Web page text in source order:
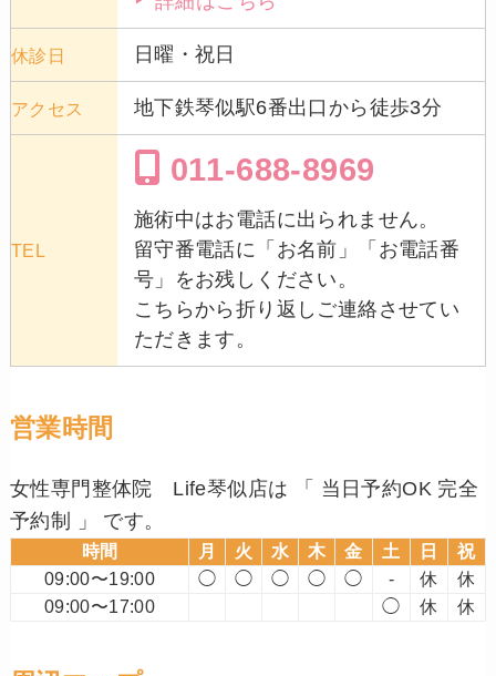
休診日 日曜・祝日
アクセス 地下鉄琴似駅6番出口から徒歩3分
TEL
011-688-8969
施術中はお電話に出られません。
留守番電話に「お名前」「お電話番
号」をお残しください。
こちらから折り返しご連絡させてい
ただきます。
営業時間
女性専門整体院 Life琴似店は 「 当日予約OK 完全
予約制 」 です。
時間 月 火 水 木 金 土 日
祝
09:00〜19:00
◯ ◯ ◯ ◯ ◯ - 休
休
09:00〜17:00
◯ 休 休